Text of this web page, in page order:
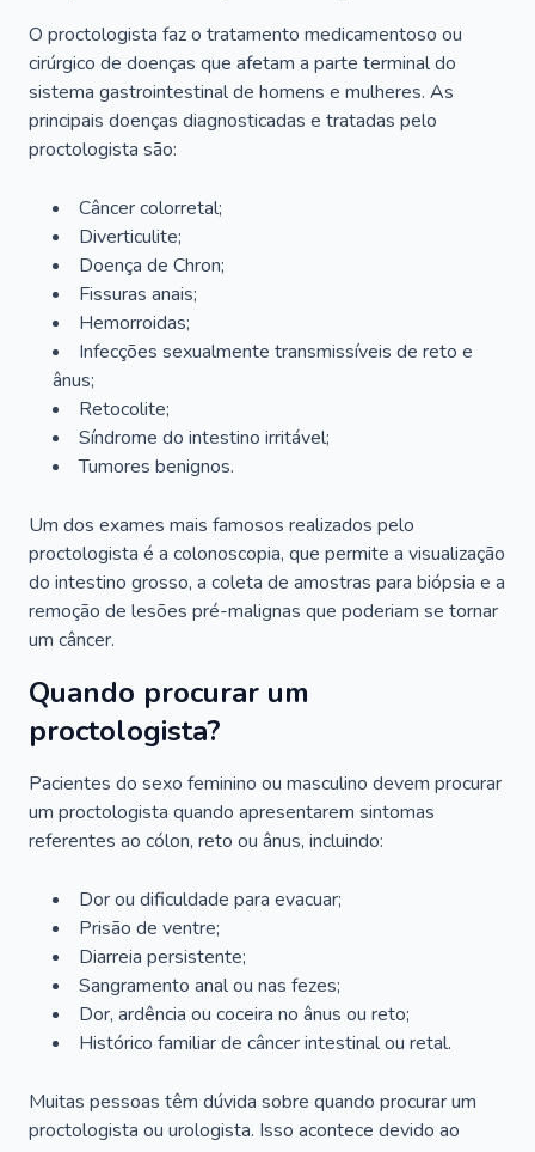
O proctologista faz o tratamento medicamentoso ou
cirúrgico de doenças que afetam a parte terminal do
sistema gastrointestinal de homens e mulheres. As
principais doenças diagnosticadas e tratadas pelo
proctologista são:
Câncer colorretal;
Diverticulite;
Doença de Chron;
Fissuras anais;
Hemorroidas;
Infecções sexualmente transmissíveis de reto e
ânus;
Retocolite;
Síndrome do intestino irritável;
Tumores benignos.
Um dos exames mais famosos realizados pelo
proctologista é a colonoscopia, que permite a visualização
do intestino grosso, a coleta de amostras para biópsia e a
remoção de lesões pré-malignas que poderiam se tornar
um câncer.
Quando procurar um
proctologista?
Pacientes do sexo feminino ou masculino devem procurar
um proctologista quando apresentarem sintomas
referentes ao cólon, reto ou ânus, incluindo:
Dor ou dificuldade para evacuar;
Prisão de ventre;
Diarreia persistente;
Sangramento anal ou nas fezes;
Dor, ardência ou coceira no ânus ou reto;
Histórico familiar de câncer intestinal ou retal.
Muitas pessoas têm dúvida sobre quando procurar um
proctologista ou urologista. Isso acontece devido ao